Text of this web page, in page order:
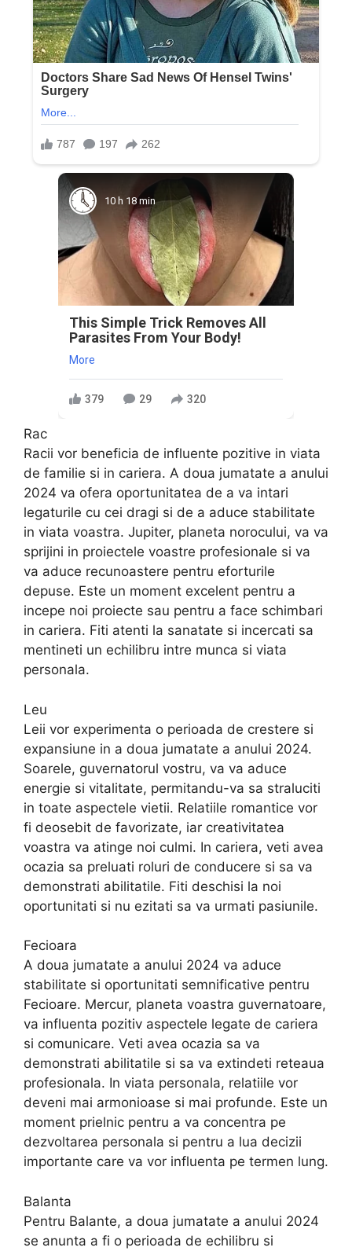
10 h 18 min
This Simple Trick Removes All
Parasites From Your Body!
More
379 29 320
Rac
Racii vor beneficia de influente pozitive in viata
de familie si in cariera. A doua jumatate a anului
2024 va ofera oportunitatea de a va intari
legaturile cu cei dragi si de a aduce stabilitate
in viata voastra. Jupiter, planeta norocului, va va
sprijini in proiectele voastre profesionale si va
va aduce recunoastere pentru eforturile
depuse. Este un moment excelent pentru a
incepe noi proiecte sau pentru a face schimbari
in cariera. Fiti atenti la sanatate si incercati sa
mentineti un echilibru intre munca si viata
personala.
Leu
Leii vor experimenta o perioada de crestere si
expansiune in a doua jumatate a anului 2024.
Soarele, guvernatorul vostru, va va aduce
energie si vitalitate, permitandu-va sa straluciti
in toate aspectele vietii. Relatiile romantice vor
fi deosebit de favorizate, iar creativitatea
voastra va atinge noi culmi. In cariera, veti avea
ocazia sa preluati roluri de conducere si sa va
demonstrati abilitatile. Fiti deschisi la noi
oportunitati si nu ezitati sa va urmati pasiunile.
Fecioara
A doua jumatate a anului 2024 va aduce
stabilitate si oportunitati semnificative pentru
Fecioare. Mercur, planeta voastra guvernatoare,
va influenta pozitiv aspectele legate de cariera
si comunicare. Veti avea ocazia sa va
demonstrati abilitatile si sa va extindeti reteaua
profesionala. In viata personala, relatiile vor
deveni mai armonioase si mai profunde. Este un
moment prielnic pentru a va concentra pe
dezvoltarea personala si pentru a lua decizii
importante care va vor influenta pe termen lung.
Balanta
Pentru Balante, a doua jumatate a anului 2024
se anunta a fi o perioada de echilibru si